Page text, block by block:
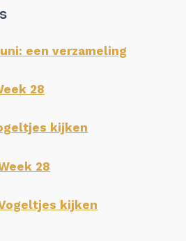
een verzameling
28
kijken
28
kijken